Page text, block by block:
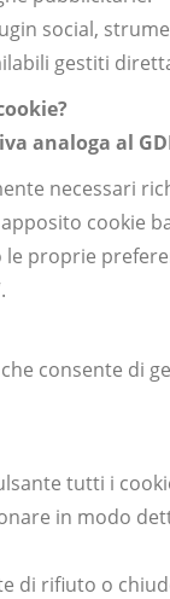
social,
gestiti
analoga al
necessari
cookie
proprie
consente di
tutti i
in modo
di rifiuto o